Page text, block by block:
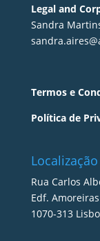
Legal and
Sandra
Termos e
Política de
Localização
Rua Carlos
Edf.
1070-313